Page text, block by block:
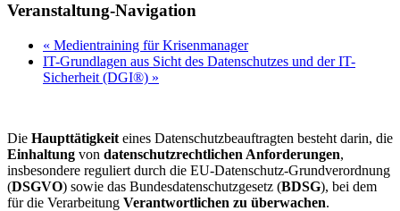
Veranstaltung-Navigation
« Medientraining für Krisenmanager
IT-Grundlagen aus Sicht des Datenschutzes und der IT-
Sicherheit (DGI®) »
Die Haupttätigkeit eines Datenschutzbeauftragten besteht darin, die
Einhaltung von datenschutzrechtlichen Anforderungen,
insbesondere reguliert durch die EU-Datenschutz-Grundverordnung
(DSGVO) sowie das Bundesdatenschutzgesetz (BDSG), bei dem
für die Verarbeitung Verantwortlichen zu überwachen.